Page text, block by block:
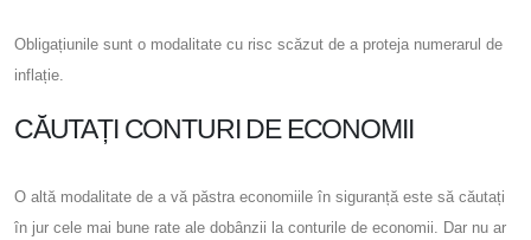
Obligațiunile sunt o modalitate cu risc scăzut de a proteja numerarul de
inflație.
CĂUTAȚI CONTURI DE ECONOMII
O altă modalitate de a vă păstra economiile în siguranță este să căutați
în jur cele mai bune rate ale dobânzii la conturile de economii. Dar nu ar